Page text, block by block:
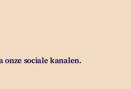
onze sociale kanalen.